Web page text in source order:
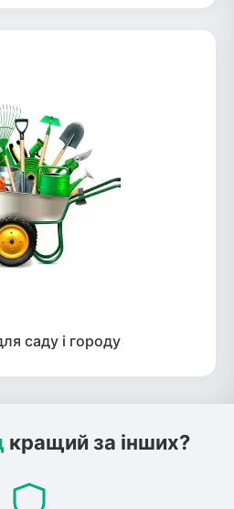
саду і городу
кращий за інших?